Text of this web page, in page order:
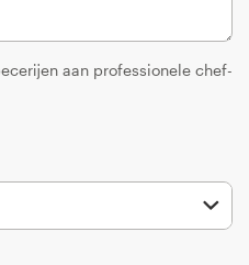
aan professionele chef-